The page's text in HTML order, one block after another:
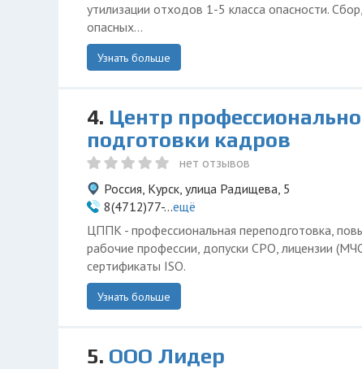
утилизации отходов 1-5 класса опасности.
опасных...
Узнать больше
4. Центр
подготовки кадров
нет отзывов
Россия, Курск, улица Радищева, 5
8(4712)77-...ещё
ЦППК - профессиональная переподготовка,
рабочие профессии, допуски СРО, лицензии
сертификаты ISO.
Узнать больше
5. ООО Лидер